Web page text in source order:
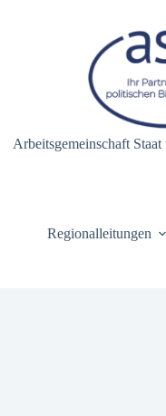
Arbeitsgemeinschaft
Regionalleitungen